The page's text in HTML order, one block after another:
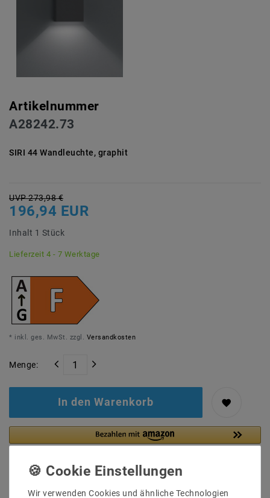
Artikelnummer
A28242.73
SIRI 44 Wandleuchte, graphit
UVP 273,98 €
196,94 EUR
Inhalt 1 Stück
Lieferzeit 4 - 7 Werktage
* inkl. ges. MwSt. zzgl. Versandkosten
Menge:
In den Warenkorb
Wir verwenden Cookies und ähnliche Technologien